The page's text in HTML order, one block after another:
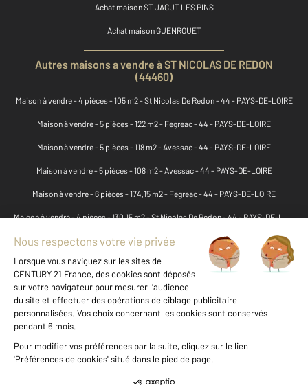
Achat maison ST JACUT LES PINS
Achat maison GUENROUET
Autres maisons a vendre à ST NICOLAS DE REDON
(44460)
Maison à vendre - 4 pièces - 105 m2 - St Nicolas De Redon - 44 - PAYS-DE-LOIRE
Maison à vendre - 5 pièces - 122 m2 - Fegreac - 44 - PAYS-DE-LOIRE
Maison à vendre - 5 pièces - 118 m2 - Avessac - 44 - PAYS-DE-LOIRE
Maison à vendre - 5 pièces - 108 m2 - Avessac - 44 - PAYS-DE-LOIRE
Maison à vendre - 6 pièces - 174,15 m2 - Fegreac - 44 - PAYS-DE-LOIRE
Maison à vendre - 4 pièces - 130,15 m2 - St Nicolas De Redon - 44 - PAYS-DE-LOIRE
Maison à vendre - 12 pièces - 170,75 m2 - Avessac - 44 - PAYS-DE-LOIRE
Maison à vendre - 4 pièces - 85,10 m2 - St Nicolas De Redon - 44 - PAYS-DE-LOIRE
Maison à vendre - 2 pièces - 48 m2 - St Nicolas De Redon - 44 - PAYS-DE-LOIRE
Maison à vendre - 10 pièces - 124 m2 - St Nicolas De Redon - 44 - PAYS-DE-LOIRE
Maison à vendre - 4 pièces - 55,20 m2 - Fegreac - 44 - PAYS-DE-LOIRE